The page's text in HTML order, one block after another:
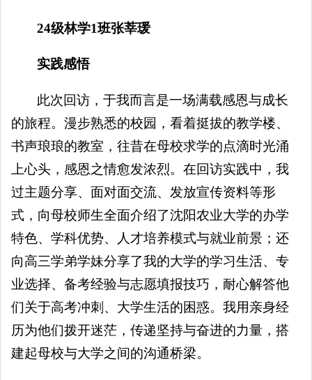
24级林学1班张莘瑗
实践感悟
此次回访，于我而言是一场满载感恩与成长
的旅程。漫步熟悉的校园，看着挺拔的教学楼、
书声琅琅的教室，往昔在母校求学的点滴时光涌
上心头，感恩之情愈发浓烈。在回访实践中，我
过主题分享、面对面交流、发放宣传资料等形
式，向母校师生全面介绍了沈阳农业大学的办学
特色、学科优势、人才培养模式与就业前景；还
向高三学弟学妹分享了我的大学的学习生活、专
业选择、备考经验与志愿填报技巧，耐心解答他
们关于高考冲刺、大学生活的困惑。我用亲身经
历为他们拨开迷茫，传递坚持与奋进的力量，搭
建起母校与大学之间的沟通桥梁。